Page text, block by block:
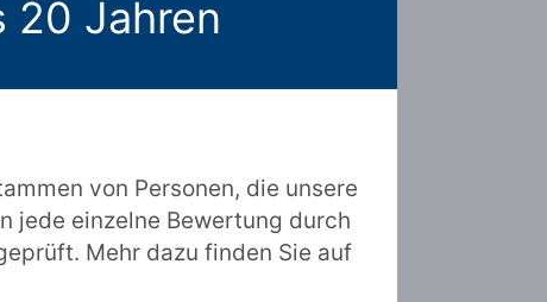
20 Jahren
von Personen, die unsere
jede einzelne Bewertung durch
Mehr dazu finden Sie auf